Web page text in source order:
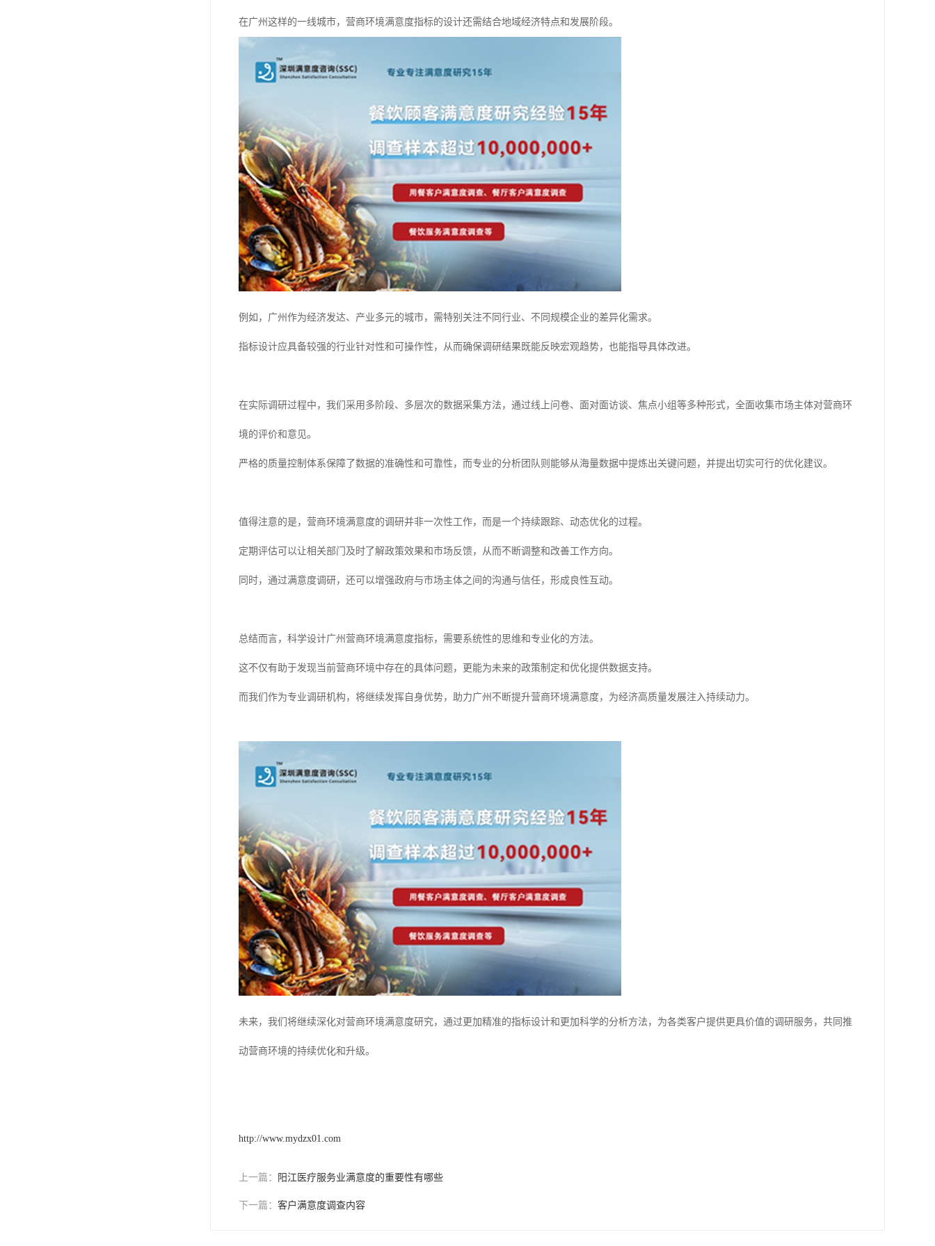
在广州这样的一线城市，营商环境满意度指标的设计还需结合地域经济特点和发展阶段。
例如，广州作为经济发达、产业多元的城市，需特别关注不同行业、不同规模企业的差异化需求。
指标设计应具备较强的行业针对性和可操作性，从而确保调研结果既能反映宏观趋势，也能指导具体改进。
在实际调研过程中，我们采用多阶段、多层次的数据采集方法，通过线上问卷、面对面访谈、焦点小组等多种形式，全面收集市场主体对营商环
境的评价和意见。
严格的质量控制体系保障了数据的准确性和可靠性，而专业的分析团队则能够从海量数据中提炼出关键问题，并提出切实可行的优化建议。
值得注意的是，营商环境满意度的调研并非一次性工作，而是一个持续跟踪、动态优化的过程。
定期评估可以让相关部门及时了解政策效果和市场反馈，从而不断调整和改善工作方向。
同时，通过满意度调研，还可以增强政府与市场主体之间的沟通与信任，形成良性互动。
总结而言，科学设计广州营商环境满意度指标，需要系统性的思维和专业化的方法。
这不仅有助于发现当前营商环境中存在的具体问题，更能为未来的政策制定和优化提供数据支持。
而我们作为专业调研机构，将继续发挥自身优势，助力广州不断提升营商环境满意度，为经济高质量发展注入持续动力。
未来，我们将继续深化对营商环境满意度研究，通过更加精准的指标设计和更加科学的分析方法，为各类客户提供更具价值的调研服务，共同推
动营商环境的持续优化和升级。
http://www.mydzx01.com
上一篇： 阳江医疗服务业满意度的重要性有哪些
下一篇： 客户满意度调查内容